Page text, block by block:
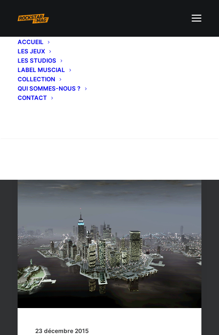
ACCUEIL
LES JEUX
LES STUDIOS
LABEL MUSCIAL
COLLECTION
QUI SOMMES-NOUS ?
CONTACT
23 décembre 2015